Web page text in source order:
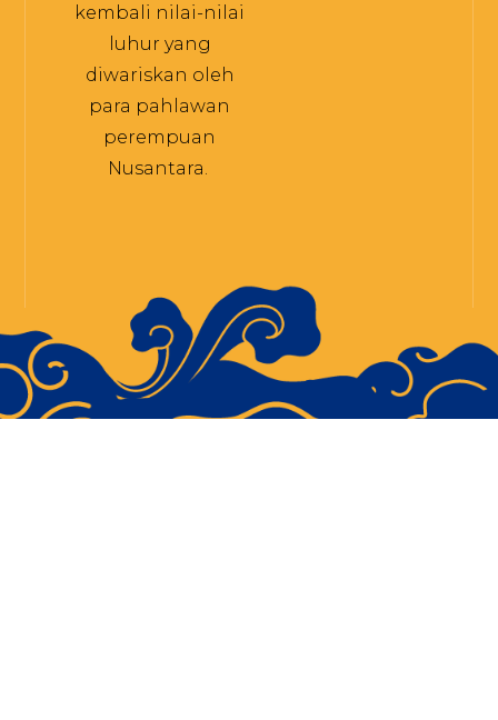
kembali nilai-nilai
luhur yang
diwariskan oleh
para pahlawan
perempuan
Nusantara.